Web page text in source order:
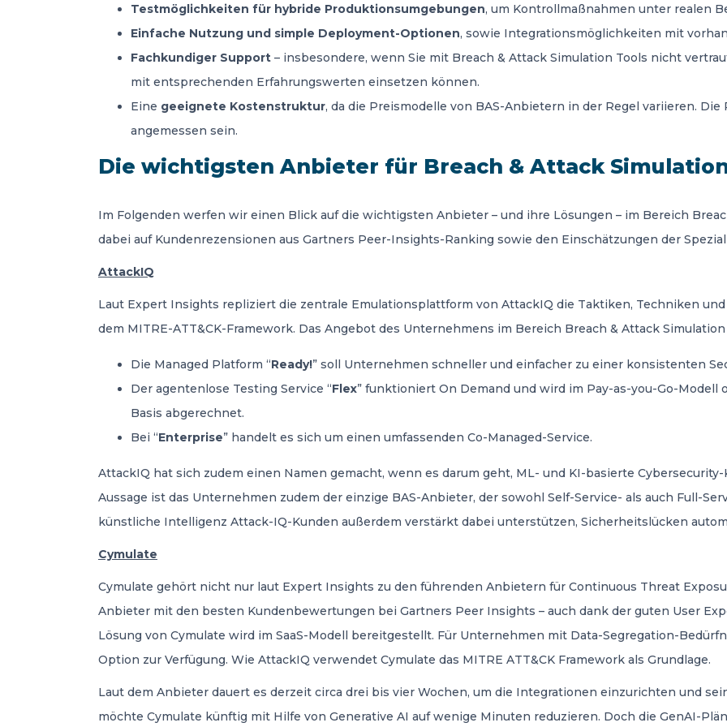
Testmöglichkeiten für hybride Produktionsumgebungen, um Kontrollmaßnahmen unter realen
Einfache Nutzung und simple Deployment-Optionen, sowie Integrationsmöglichkeiten mit
Fachkundiger Support – insbesondere, wenn Sie mit Breach & Attack Simulation Tools nicht
mit entsprechenden Erfahrungswerten einsetzen können.
Eine geeignete Kostenstruktur, da die Preismodelle von BAS-Anbietern in der Regel variieren.
angemessen sein.
Die wichtigsten Anbieter für Breach & Attack
Im Folgenden werfen wir einen Blick auf die wichtigsten Anbieter – und ihre Lösungen – im Bereich
dabei auf Kundenrezensionen aus Gartners Peer-Insights-Ranking sowie den Einschätzungen der
AttackIQ
Laut Expert Insights repliziert die zentrale Emulationsplattform von AttackIQ die Taktiken, Techniken
dem MITRE-ATT&CK-Framework. Das Angebot des Unternehmens im Bereich Breach & Attack
Die Managed Platform “Ready!” soll Unternehmen schneller und einfacher zu einer konsistenten
Der agentenlose Testing Service “Flex” funktioniert On Demand und wird im Pay-as-you-Go-
Basis abgerechnet.
Bei “Enterprise” handelt es sich um einen umfassenden Co-Managed-Service.
AttackIQ hat sich zudem einen Namen gemacht, wenn es darum geht, ML- und KI-basierte
Aussage ist das Unternehmen zudem der einzige BAS-Anbieter, der sowohl Self-Service- als auch Full-
künstliche Intelligenz Attack-IQ-Kunden außerdem verstärkt dabei unterstützen, Sicherheitslücken
Cymulate
Cymulate gehört nicht nur laut Expert Insights zu den führenden Anbietern für Continuous Threat
Anbieter mit den besten Kundenbewertungen bei Gartners Peer Insights – auch dank der guten User
Lösung von Cymulate wird im SaaS-Modell bereitgestellt. Für Unternehmen mit Data-Segregation-
Option zur Verfügung. Wie AttackIQ verwendet Cymulate das MITRE ATT&CK Framework als Grundlage.
Laut dem Anbieter dauert es derzeit circa drei bis vier Wochen, um die Integrationen einzurichten und
möchte Cymulate künftig mit Hilfe von Generative AI auf wenige Minuten reduzieren. Doch die GenAI-